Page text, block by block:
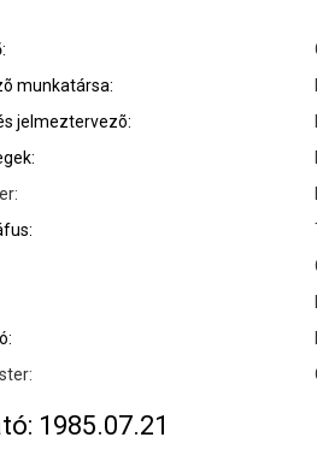
munkatársa:
jelmeztervezõ:
1985.07.21